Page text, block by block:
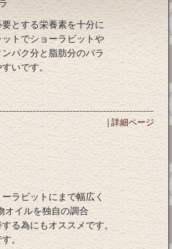
とする栄養素を十分に
トでショーラビットや
パク分と脂肪分のバラ
いです。
詳細ページ
ラビットにまで幅広く
オイルを独自の調合
る為にもオススメです。
。